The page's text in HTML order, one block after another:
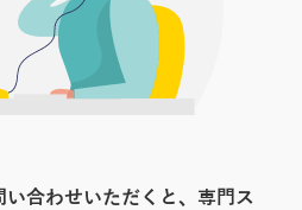
い合わせいただくと、専門ス